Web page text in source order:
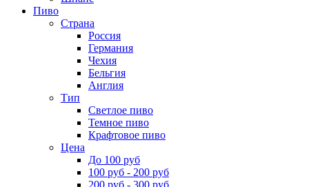
Пиво
Страна
Россия
Германия
Чехия
Бельгия
Англия
Тип
Светлое пиво
Темное пиво
Крафтовое пиво
Цена
До 100 руб
100 руб - 200 руб
200 руб - 300 руб